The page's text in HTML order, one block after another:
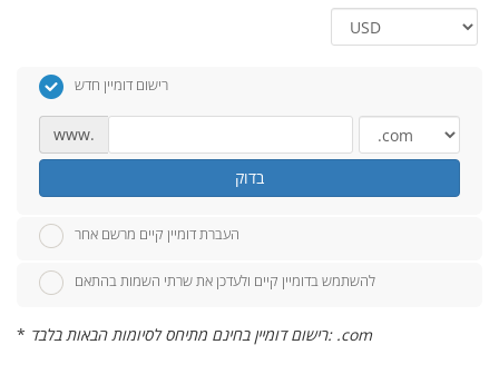
רישום דומיין חדש
www.
בדוק
העברת דומיין קיים מרשם אחר
להשתמש בדומיין קיים ולעדכן את שרתי השמות בהתאם
* רישום דומיין בחינם מתיחס לסיומות הבאות בלבד: .com